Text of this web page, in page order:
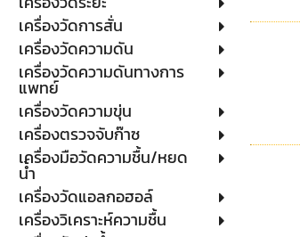
เครื่องวัดการสั่น
เครื่องวัดความดัน
เครื่องวัดความดันทางการ
แพทย์
เครื่องวัดความขุ่น
เครื่องตรวจจับก๊าซ
เครื่องมือวัดความชื้น/หยด
น้ำ
เครื่องวัดแอลกอฮอล์
เครื่องวิเคราะห์ความชื้น